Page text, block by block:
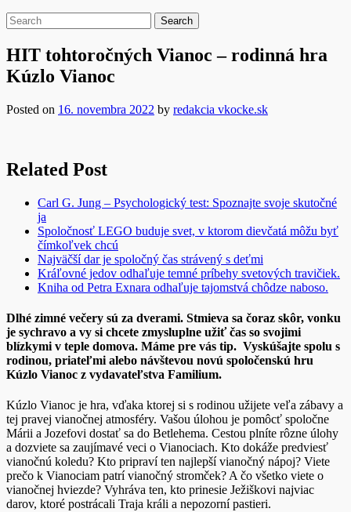
HIT tohtoročných Vianoc – rodinná hra
Kúzlo Vianoc
Posted on 16. novembra 2022 by redakcia vkocke.sk
Related Post
Carl G. Jung – Psychologický test: Spoznajte svoje skutočné
ja
Spoločnosť LEGO buduje svet, v ktorom dievčatá môžu byť
čímkoľvek chcú
Najväčší dar je spoločný čas strávený s deťmi
Kráľovné jedov odhaľuje temné príbehy svetových travičiek.
Kniha od Petra Exnara odhaľuje tajomstvá chôdze naboso.
Dlhé zimné večery sú za dverami. Stmieva sa čoraz skôr, vonku
je sychravo a vy si chcete zmysluplne užiť čas so svojimi
blízkymi v teple domova. Máme pre vás tip. Vyskúšajte spolu s
rodinou, priateľmi alebo návštevou novú spoločenskú hru
Kúzlo Vianoc z vydavateľstva Familium.
Kúzlo Vianoc je hra, vďaka ktorej si s rodinou užijete veľa zábavy a
tej pravej vianočnej atmosféry. Vašou úlohou je pomôcť spoločne
Márii a Jozefovi dostať sa do Betlehema. Cestou plníte rôzne úlohy
a dozviete sa zaujímavé veci o Vianociach. Kto dokáže predviesť
vianočnú koledu? Kto pripraví ten najlepší vianočný nápoj? Viete
prečo k Vianociam patrí vianočný stromček? A čo všetko viete o
vianočnej hviezde? Vyhráva ten, kto prinesie Ježiškovi najviac
darov, ktoré postrácali Traja králi a nepozorní pastieri.